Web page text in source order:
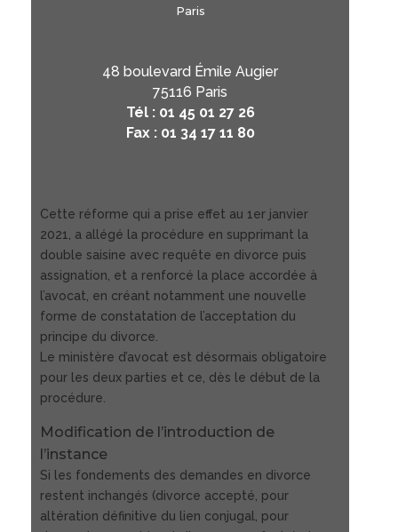
Paris
48 boulevard Émile Augier
75116 Paris
Tél : 01 45 01 27 26
Fax : 01 34 17 11 80
Cette réforme qui a prise effet au 1er janvier
2021, a allégé la procédure en supprimant la
double saisine avec requête en divorce puis
assignation, et a renforcé la place accordée à
l’avocat, en créant notamment une nouvelle
forme de constatation de l’acceptation du
principe du divorce.
Le ministère d’avocat est désormais obligatoire
pour les deux parties et ce, dès le début de la
procédure.
Modification de l’introduction de
l’instance
Si les fondements des demandes en divorce
restent inchangés (divorce accepté, pour
altération définitive du lien conjugal, pour